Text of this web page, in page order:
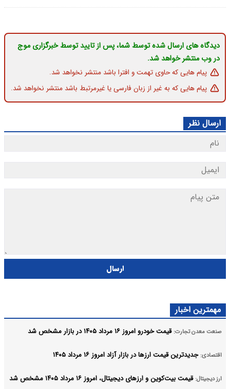
دیدگاه های ارسال شده توسط شما، پس از تایید توسط خبرگزاری موج
در وب منتشر خواهد شد.
پیام هایی که حاوی تهمت و افترا باشد منتشر نخواهد شد.
پیام هایی که به غیر از زبان فارسی یا غیرمرتبط باشد منتشر نخواهد شد.
ارسال نظر
ارسال
مهمترین اخبار
صنعت معدن تجارت: قیمت خودرو امروز ۱۶ مرداد ۱۴۰۵ در بازار مشخص شد
اقتصادی: جدیدترین قیمت ارزها در بازار آزاد امروز ۱۶ مرداد ۱۴۰۵
ارز دیجیتال: قیمت بیت‌کوین و ارز‌های دیجیتال، امروز ۱۶ مرداد ۱۴۰۵ مشخص شد